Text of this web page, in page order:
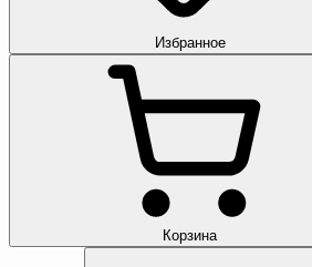
Избранное
Корзина